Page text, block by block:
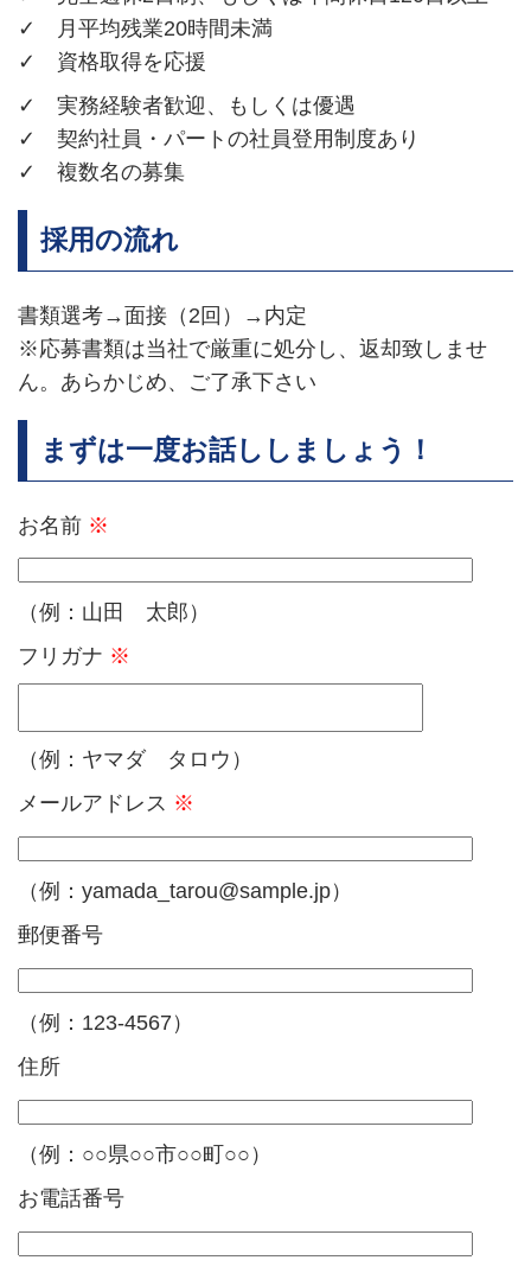
✓ 月平均残業20時間未満
✓ 資格取得を応援
✓ 実務経験者歓迎、もしくは優遇
✓ 契約社員・パートの社員登用制度あり
✓ 複数名の募集
採用の流れ
書類選考→面接（2回）→内定
※応募書類は当社で厳重に処分し、返却致しませ
ん。あらかじめ、ご了承下さい
まずは一度お話ししましょう！
お名前 ※
（例：山田 太郎）
フリガナ ※
（例：ヤマダ タロウ）
メールアドレス ※
（例：yamada_tarou@sample.jp）
郵便番号
（例：123-4567）
住所
（例：○○県○○市○○町○○）
お電話番号